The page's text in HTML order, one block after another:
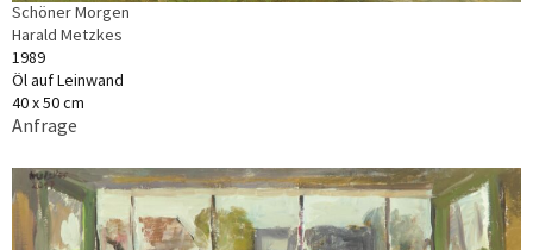
Schöner Morgen
Harald Metzkes
1989
Öl auf Leinwand
40 x 50 cm
Anfrage